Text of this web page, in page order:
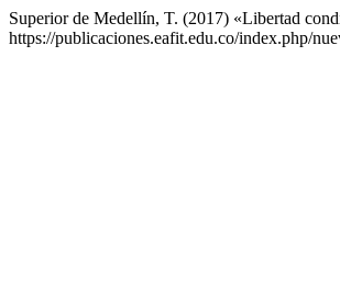
Superior de Medellín, T. (2017) «Libertad
https://publicaciones.eafit.edu.co/index.php/